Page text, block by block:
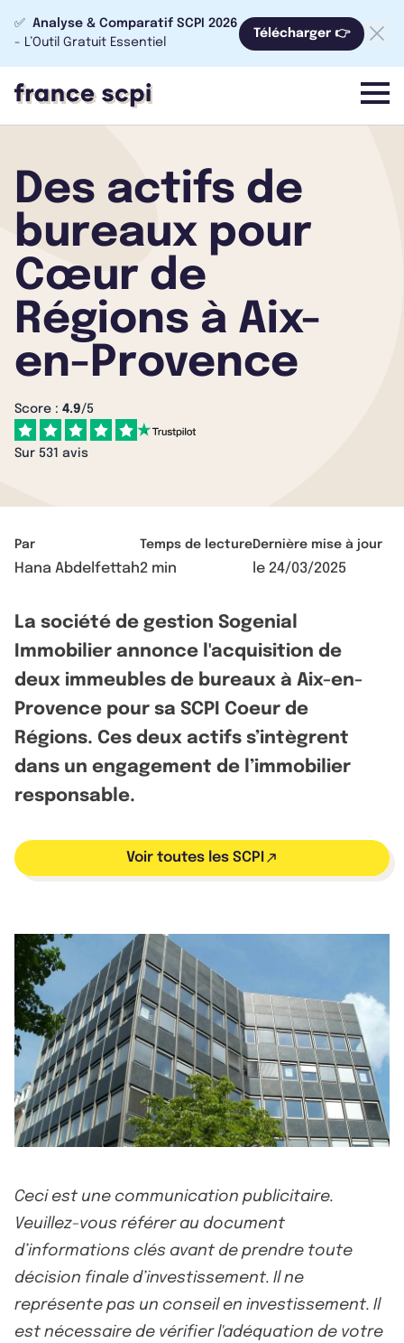
✅ Analyse & Comparatif SCPI 2026
- L’Outil Gratuit Essentiel
Télécharger 👉
menu
Des actifs de
bureaux pour
Cœur de
Régions à Aix-
en-Provence
Score : 4.9/5
Sur 531 avis
Par
Hana Abdelfettah
Temps de lecture
2 min
Dernière mise à jour
le 24/03/2025
La société de gestion Sogenial
Immobilier annonce l'acquisition de
deux immeubles de bureaux à Aix-en-
Provence pour sa SCPI Coeur de
Régions. Ces deux actifs s’intègrent
dans un engagement de l’immobilier
responsable.
Voir toutes les SCPI
Ceci est une communication publicitaire.
Veuillez-vous référer au document
d’informations clés avant de prendre toute
décision finale d’investissement. Il ne
représente pas un conseil en investissement. Il
est nécessaire de vérifier l'adéquation de votre